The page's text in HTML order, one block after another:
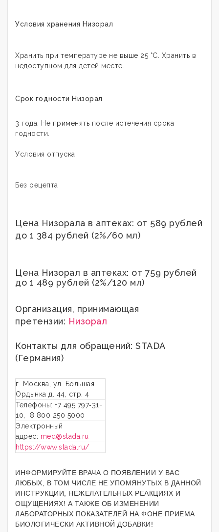
Условия хранения Низорал
Хранить при температуре не выше 25 °С. Хранить в
недоступном для детей месте.
Срок годности Низорал
3 года. Не применять после истечения срока
годности.
Условия отпуска
Без рецепта
Цена Низорала в аптеках: от 589 рублей
до 1 384 рублей (2%/60 мл)
Цена Низорал в аптеках: от 759 рублей
до 1 489 рублей (2%/120 мл)
Организация, принимающая
претензии: Низорал
Контакты для обращений: STADA
(Германия)
г. Москва, ул. Большая
Ордынка д. 44, стр. 4
Телефоны: +7 495 797‑31-
10, 8 800 250 5000
Электронный
адрес: med@stada.ru
https://www.stada.ru/
ИНФОРМИРУЙТЕ ВРАЧА О ПОЯВЛЕНИИ У ВАС
ЛЮБЫХ, В ТОМ ЧИСЛЕ НЕ УПОМЯНУТЫХ В ДАННОЙ
ИНСТРУКЦИИ, НЕЖЕЛАТЕЛЬНЫХ РЕАКЦИЯХ И
ОЩУЩЕНИЯХ! А ТАКЖЕ ОБ ИЗМЕНЕНИИ
ЛАБОРАТОРНЫХ ПОКАЗАТЕЛЕЙ НА ФОНЕ ПРИЕМА
БИОЛОГИЧЕСКИ АКТИВНОЙ ДОБАВКИ!